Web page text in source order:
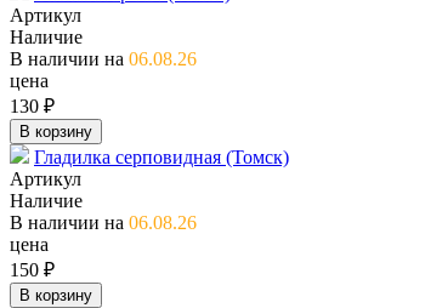
Артикул
Наличие
В наличии на 06.08.26
цена
130 ₽
В корзину
Гладилка серповидная (Томск)
Артикул
Наличие
В наличии на 06.08.26
цена
150 ₽
В корзину